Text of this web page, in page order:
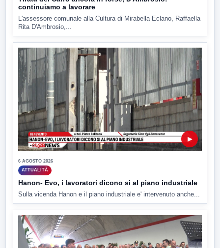
continuiamo a lavorare
L'assessore comunale alla Cultura di Mirabella Eclano, Raffaella
Rita D'Ambrosio,...
▶
6 AGOSTO 2026
ATTUALITÀ
Hanon- Evo, i lavoratori dicono si al piano industriale
Sulla vicenda Hanon e il piano industriale e' intervenuto anche...